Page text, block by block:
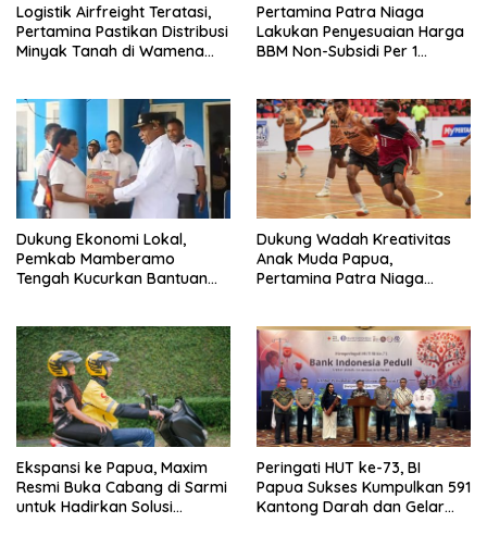
Logistik Airfreight Teratasi,
Pertamina Pastikan Distribusi
Minyak Tanah di Wamena
Pertamina Patra Niaga
Lakukan Penyesuaian Harga
BBM Non-Subsidi Per 1
Dukung Ekonomi Lokal,
Pemkab Mamberamo
Tengah Kucurkan Bantuan
Dukung Wadah Kreativitas
Anak Muda Papua,
Pertamina Patra Niaga
Competition 2026
Ekspansi ke Papua, Maxim
Resmi Buka Cabang di Sarmi
untuk Hadirkan Solusi
Peringati HUT ke-73, BI
Papua Sukses Kumpulkan 591
Kantong Darah dan Gelar